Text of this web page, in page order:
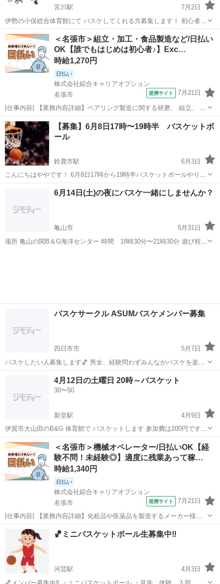
宮川駅
7月2日
伊勢の小俣総合体育館にて バスケしてくれる方募集します！ 初心者で
も経験者でもいいですが、 最低限のマナーは守って下さい〜 これから
メンバーを増やしていきたいと思っていますので よろしくお願いいた
します。 7月の日程で...
三重 伊勢市 宮川駅 バスケットボール バスケ
＜名張市＞組立・加工・食品製造など/日払い
OK【誰でもはじめは初心者♪】Exc…
時給1,270円
日払い
株式会社綜合キャリアオプション
名張市
提携サイト 7月21日
[仕事内容] 【業務内容詳細】ベアリング製造に関する研磨、 組立、 検
査ならびにそれらに付属する業務をお任せいたします。 ライン作業で
す。 【取扱製品情報】自動車用ベアリング部品 。＋お仕事探しはコン
シェルスタッフにおまか...
三重 名張市 工場
【募集】6月8日17時〜19時半 バスケットボ
ール
鈴鹿市駅
6月3日
こんにちはややです！ 6月8日17時から19時半バスケットボールやりま
せんか？ バスケの初心者が集うサークルでゆる～くやってます 主にバ
ドミントンをやっているので、レベルはそんなに高くないです お気楽
に参加してください！ 場...
鈴鹿市駅 バスケットボール サークル
6月14日(土)の夜にバスケ一緒にしませんか？
亀山市
5月31日
場所 亀山の関B＆G海洋センター 時間 18時30分〜21時30分 遊び程度
バスケサークル ASUMバスケメンバー募集
四日市市
5月7日
バスケしたい人募集します🏀 男女、経験問わずみんながバスケを楽し
める場所にしたいと考えています。性別、経験、年齢等は問いません
が最低限のマナーのある方を探しています。 久しぶりにバスケがした
い、初めてだけどちょっとや...
四日市市 バスケットボール
4月12日の土曜日 20時～バスケット
30〜50
新堂駅
4月9日
伊賀市大山田のB&G 体育館で バスケットします 参加費は200円です
時間は20時～22時です
三重 伊賀市 新堂駅 バスケットボール バスケット
＜名張市＞機械オペレーター/日払いOK【経
験不問！未経験◎】適度に残業あって稼…
時給1,340円
日払い
株式会社綜合キャリアオプション
名張市
提携サイト 7月21日
[仕事内容] 【業務内容詳細】化粧品や医薬品を製造するメーカー様で
のお仕事です。 フィルムに印刷する部署での機械OPなど。 空調完備
で快適な環境で就業できます。 直接雇用切り替えの実績も多数ある企
業様です。 【取扱製品情報】...
三重 名張市
🏀ミニバスケットボール生募集中‼️
河芸駅
4月3日